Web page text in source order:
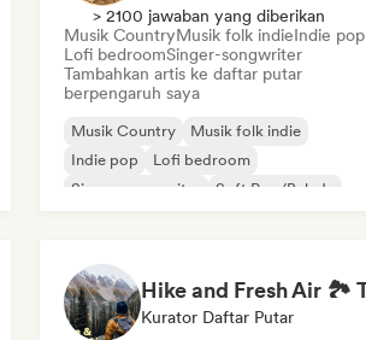
> 2100 jawaban yang diberikan
Musik CountryMusik folk indieIndie pop
Lofi bedroomSinger-songwriter
Tambahkan artis ke daftar putar
berpengaruh saya
Musik Country
Musik folk indie
Indie pop
Lofi bedroom
Singer-songwriter
Soft Pop/Balada
Kurator Daftar Putar